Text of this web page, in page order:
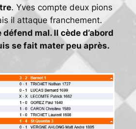
. Yves compte deux pions
il attaque franchement.
défend mal. Il cède d’abord
se fait mater peu après.